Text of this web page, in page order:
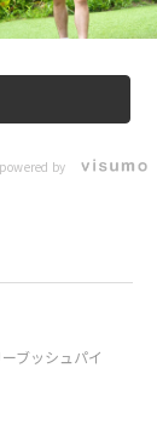
powered by
ブッシュパイ